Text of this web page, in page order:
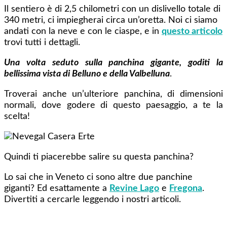
Il sentiero è di 2,5 chilometri con un dislivello totale di
340 metri, ci impiegherai circa un’oretta. Noi ci siamo
andati con la neve e con le ciaspe, e in questo articolo
trovi tutti i dettagli.
Una volta seduto sulla panchina gigante, goditi la
bellissima vista di Belluno e della Valbelluna.
Troverai anche un’ulteriore panchina, di dimensioni
normali, dove godere di questo paesaggio, a te la
scelta!
Quindi ti piacerebbe salire su questa panchina?
Lo sai che in Veneto ci sono altre due panchine
giganti? Ed esattamente a Revine Lago e Fregona.
Divertiti a cercarle leggendo i nostri articoli.